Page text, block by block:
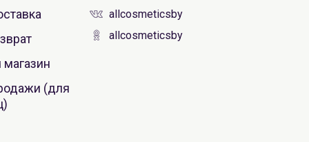
AiliCode Набор "Идеальная кожа" 4
одноразовых саше
(Восстанавливающий крем-пилинг для
лица 3мл, Альгинатная маска с лифтинг-
эффектом 10мл, Сыворотка
(для
allcosmeticsby
allcosmeticsby